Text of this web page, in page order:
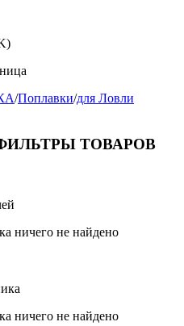
/Поплавки/для Ловли
ТОВАРОВ
ничего не найдено
ничего не найдено